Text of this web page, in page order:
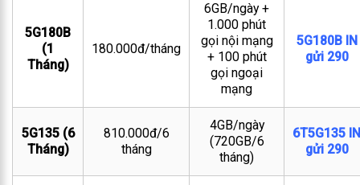
5G180B
(1
Tháng)
180.000đ/tháng
6GB/ngày +
1.000 phút
gọi nội mạng
+ 100 phút
gọi ngoại
mạng
5G180B IN
gửi 290
5G135 (6
Tháng)
810.000đ/6
tháng
4GB/ngày
(720GB/6
tháng)
6T5G135 IN
gửi 290